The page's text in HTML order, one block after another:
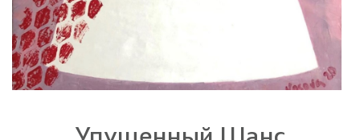
Упущенный Шанс